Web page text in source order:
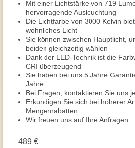
Mit einer Lichtstärke von 719
hervorragende Ausleuchtung
Die Lichtfarbe von 3000 Kelvin
wohnliches Licht
Sie können zwischen Hauptlicht,
beiden gleichzeitig wählen
Dank der LED-Technik ist die
CRI überzeugend
Sie haben bei uns 5 Jahre
Jahre
Bei Fragen, kontaktieren Sie uns
Erkundigen Sie sich bei höherer
Mengenrabatten
Wir freuen uns auf Ihre Anfragen
489 €